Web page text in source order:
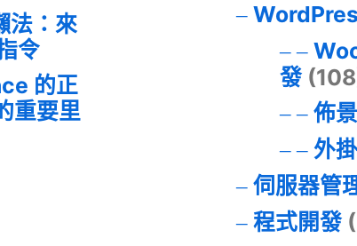
法：來
令
的正
重要里
發
佈
外
伺服器管
程式開發